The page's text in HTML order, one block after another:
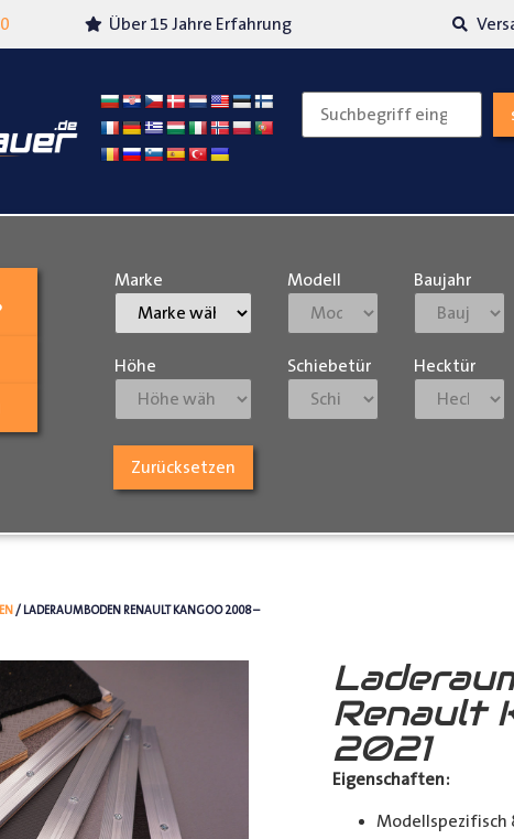
Über 15 Jahre Erfahrung
Marke Modell Baujahr
Höhe Schiebetür Hecktür
Zurücksetzen
/ LADERAUMBODEN RENAULT KANGOO 2008 –
Renault
2021
Eigenschaften: